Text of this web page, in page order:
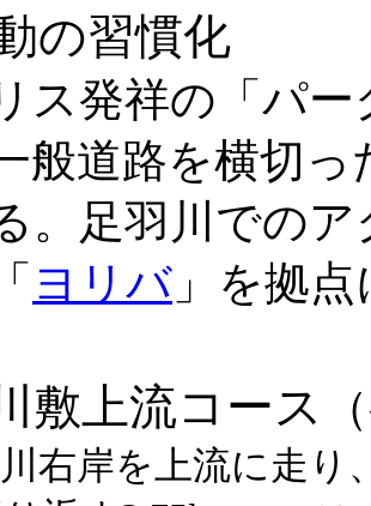
の習慣化
ス発祥の「パー
般道路を横切
。足羽川での
ヨリバ 」を拠
敷上流コース
岸を上流に走り